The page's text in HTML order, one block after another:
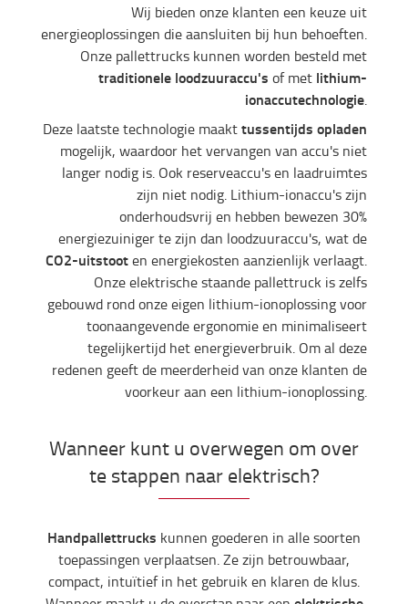
Wij bieden onze klanten een keuze uit
energieoplossingen die aansluiten bij hun behoeften.
Onze pallettrucks kunnen worden besteld met
traditionele loodzuuraccu's of met lithium-
ionaccutechnologie.
Deze laatste technologie maakttussentijds opladen
mogelijk, waardoor het vervangen van accu's niet
langer nodig is. Ook reserveaccu's en laadruimtes
zijn niet nodig. Lithium-ionaccu's zijn
onderhoudsvrij en hebben bewezen 30%
energiezuiniger te zijn dan loodzuuraccu's, wat de
CO2-uitstooten energiekosten aanzienlijk verlaagt.
Onze elektrische staande pallettruck is zelfs
gebouwd rond onze eigen lithium-ionoplossing voor
toonaangevende ergonomie en minimaliseert
tegelijkertijd het energieverbruik. Om al deze
redenen geeft de meerderheid van onze klanten de
voorkeur aan een lithium-ionoplossing.
Wanneer kunt u overwegen om over
te stappen naar elektrisch?
Handpallettrucks kunnen goederen in alle soorten
toepassingen verplaatsen. Ze zijn betrouwbaar,
compact, intuïtief in het gebruik en klaren de klus.